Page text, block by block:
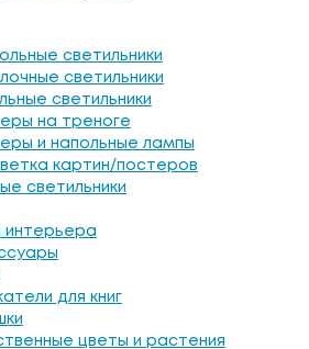
светильники
светильники
светильники
на треноге
и напольные лампы
картин/постеров
светильники
для книг
цветы и растения